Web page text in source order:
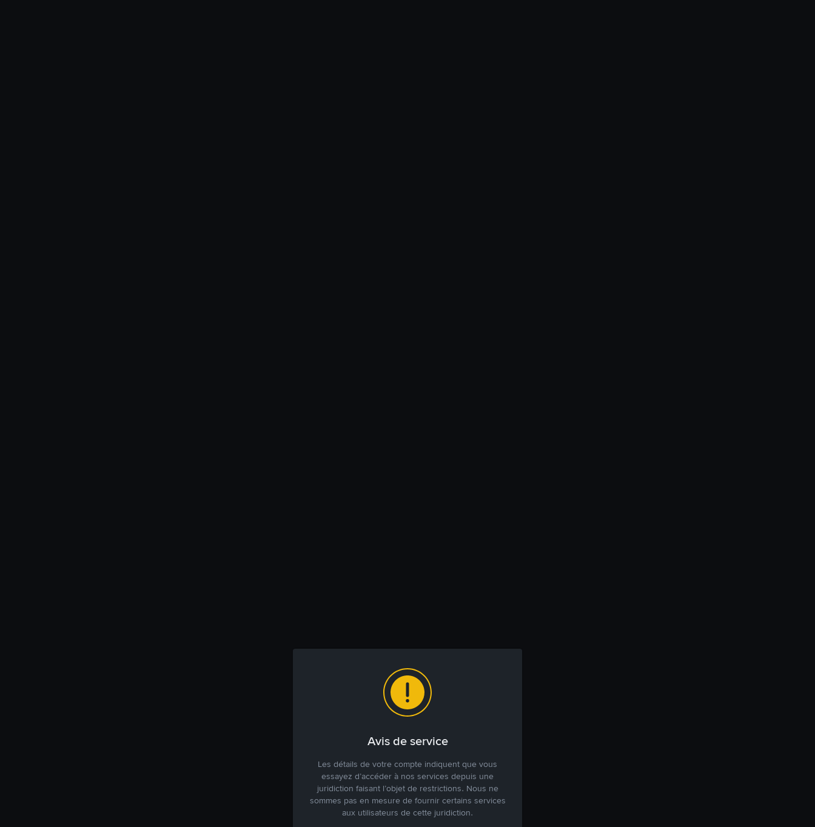
Avis de service
Les détails de votre compte indiquent que vous
essayez d’accéder à nos services depuis une
juridiction faisant l’objet de restrictions. Nous ne
sommes pas en mesure de fournir certains services
aux utilisateurs de cette juridiction.